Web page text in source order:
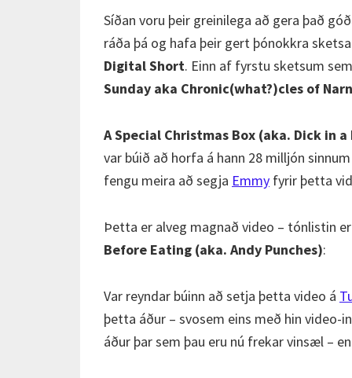
Síðan voru þeir greinilega að gera það
ráða þá og hafa þeir gert þónokkra
Digital Short. Einn af fyrstu sketsum
Sunday aka Chronic(what?)cles of
A Special Christmas Box (aka. Dick in a
var búið að horfa á hann 28 milljón
fengu meira að segja Emmy fyrir þetta
Þetta er alveg magnað video – tónlistin
Before Eating (aka. Andy Punches):
Var reyndar búinn að setja þetta video á
þetta áður – svosem eins með hin
áður þar sem þau eru nú frekar vinsæl –